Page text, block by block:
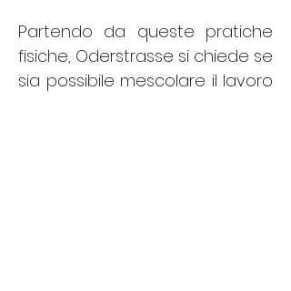
Partendo da queste pratiche
fisiche, Oderstrasse si chiede se
sia possibile mescolare il lavoro